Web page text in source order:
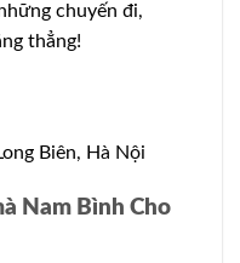
chuyến đi,
thẳng!
Biên, Hà Nội
Nam Bình Cho